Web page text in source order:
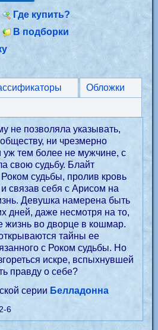
Где купить?
В подборки
Обложки
не позволяла указывать,
ни чрезмерно
тем более не мужчине, с
свою судьбу. Блайт
судьбы, пролив кровь
связав себя с Арисом на
Девушка намерена быть
дней, даже несмотря на то,
жизнь во дворце в кошмар.
тайны ее
с Роком судьбы. Но
искре, вспыхнувшей
правду о себе?
серии Белладонна
6